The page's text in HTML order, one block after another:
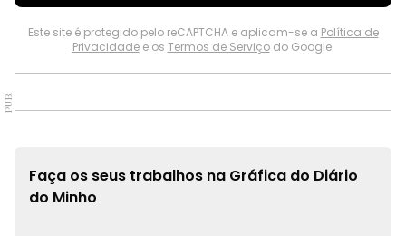
Este site é protegido pelo reCAPTCHA e aplicam-se a Política de
Privacidadee os Termos de Serviçodo Google.
PUB.
Faça os seus trabalhos na Gráfica do Diário
do Minho